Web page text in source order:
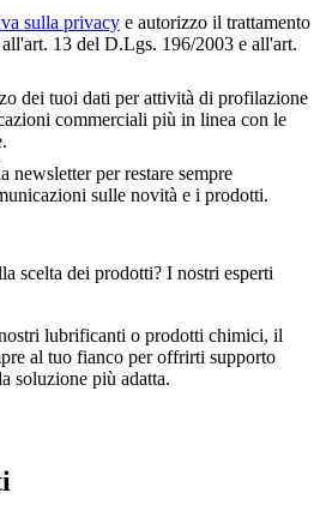
sulla privacy e autorizzo il trattamento
13 del D.Lgs. 196/2003 e all'art.
dei tuoi dati per attività di profilazione
commerciali più in linea con le
newsletter per restare sempre
sulle novità e i prodotti.
scelta dei prodotti? I nostri esperti
lubrificanti o prodotti chimici, il
al tuo fianco per offrirti supporto
soluzione più adatta.